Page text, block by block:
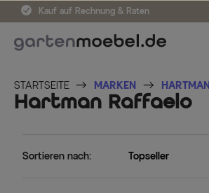
Kauf auf Rechnung & Raten
STARTSEITE MARKEN HARTMAN
Hartman Raffaelo
Sortieren nach: